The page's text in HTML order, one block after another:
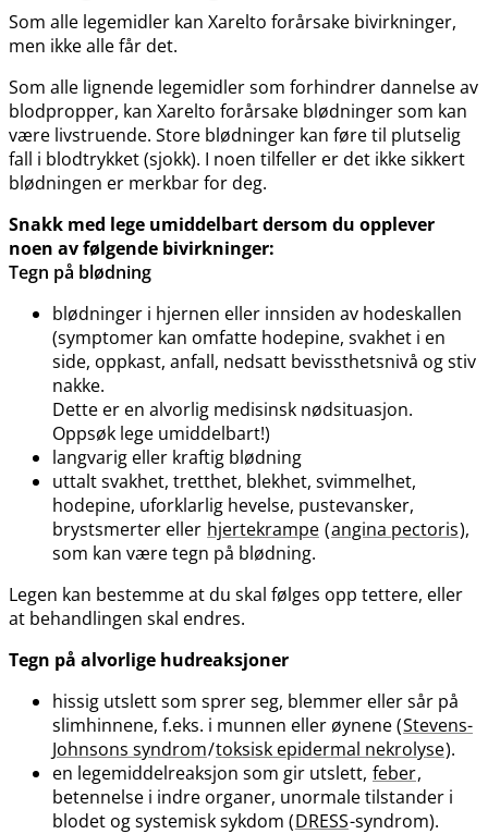
Som alle legemidler kan Xarelto forårsake bivirkninger,
men ikke alle får det.
Som alle lignende legemidler som forhindrer dannelse av
blodpropper, kan Xarelto forårsake blødninger som kan
være livstruende. Store blødninger kan føre til plutselig
fall i blodtrykket (sjokk). I noen tilfeller er det ikke sikkert
blødningen er merkbar for deg.
Snakk med lege umiddelbart dersom du opplever
noen av følgende bivirkninger:
Tegn på blødning
blødninger i hjernen eller innsiden av hodeskallen
(symptomer kan omfatte hodepine, svakhet i en
side, oppkast, anfall, nedsatt bevissthetsnivå og stiv
nakke.
Dette er en alvorlig medisinsk nødsituasjon.
Oppsøk lege umiddelbart!)
langvarig eller kraftig blødning
uttalt svakhet, tretthet, blekhet, svimmelhet,
hodepine, uforklarlig hevelse, pustevansker,
brystsmerter eller hjertekrampe (angina pectoris),
som kan være tegn på blødning.
Legen kan bestemme at du skal følges opp tettere, eller
at behandlingen skal endres.
Tegn på alvorlige hudreaksjoner
hissig utslett som sprer seg, blemmer eller sår på
slimhinnene, f.eks. i munnen eller øynene (Stevens-
Johnsons syndrom/toksisk epidermal nekrolyse).
en legemiddelreaksjon som gir utslett, feber,
betennelse i indre organer, unormale tilstander i
blodet og systemisk sykdom (DRESS-syndrom).